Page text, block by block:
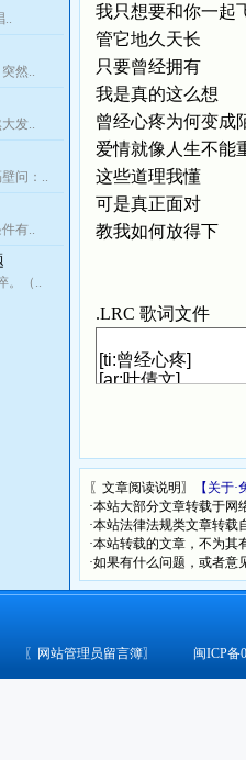
..
然..
发..
问：..
有..
。（..
我只想要和你一起
管它地久天长
只要曾经拥有
我是真的这么想
曾经心疼为何变成
爱情就像人生不能
这些道理我懂
可是真正面对
教我如何放得下
.LRC 歌词文件
〖文章阅读说明〗
【关于
·本站大部分文章转载于
·本站法律法规类文章转
·本站转载的文章，不为
·如果有什么问题，或者意
〖 网站管理员留言簿〗 闽ICP备